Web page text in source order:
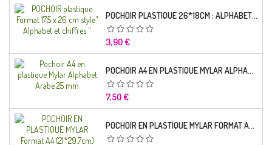
POCHOIR PLASTIQUE 26*18CM : ALPHABET (01)
Prix
3,90 €
POCHOIR A4 EN PLASTIQUE MYLAR ALPHABET ARABE 25 MM
Prix
7,50 €
POCHOIR EN PLASTIQUE MYLAR FORMAT A4 (21*29.7CM) ALPHABET GERMANICA LETTRES MINUSCULES